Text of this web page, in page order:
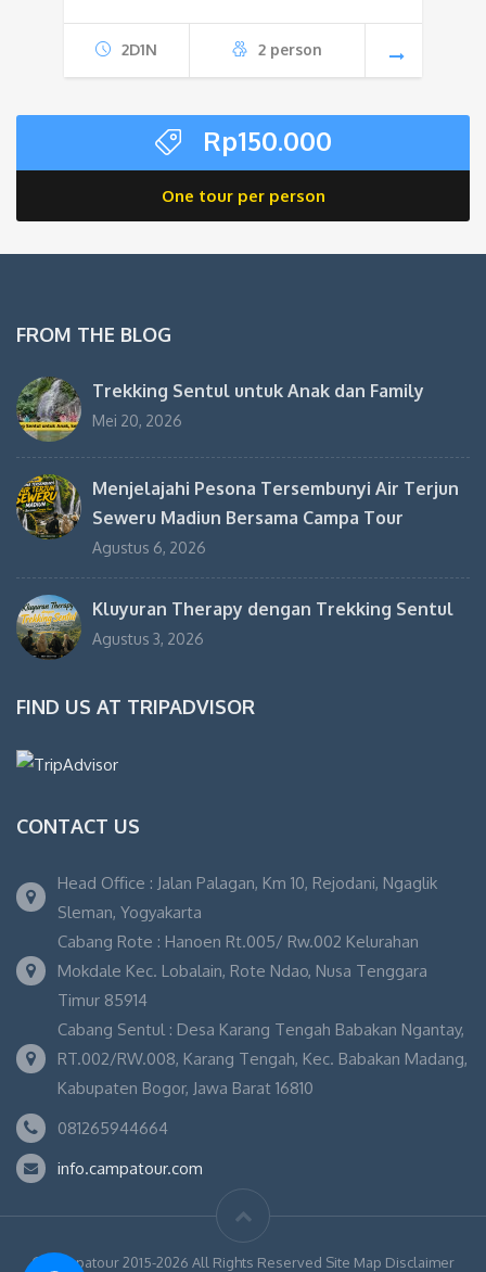
2D1N 2 person
Rp150.000
One tour per person
FROM THE BLOG
Trekking Sentul untuk Anak dan Family
Mei 20, 2026
Menjelajahi Pesona Tersembunyi Air Terjun
Seweru Madiun Bersama Campa Tour
Agustus 6, 2026
Kluyuran Therapy dengan Trekking Sentul
Agustus 3, 2026
FIND US AT TRIPADVISOR
CONTACT US
Head Office : Jalan Palagan, Km 10, Rejodani, Ngaglik
Sleman, Yogyakarta
Cabang Rote : Hanoen Rt.005/ Rw.002 Kelurahan
Mokdale Kec. Lobalain, Rote Ndao, Nusa Tenggara
Timur 85914
Cabang Sentul : Desa Karang Tengah Babakan Ngantay,
RT.002/RW.008, Karang Tengah, Kec. Babakan Madang,
Kabupaten Bogor, Jawa Barat 16810
081265944664
info.campatour.com
© Campatour 2015-2026 All Rights Reserved Site Map Disclaimer